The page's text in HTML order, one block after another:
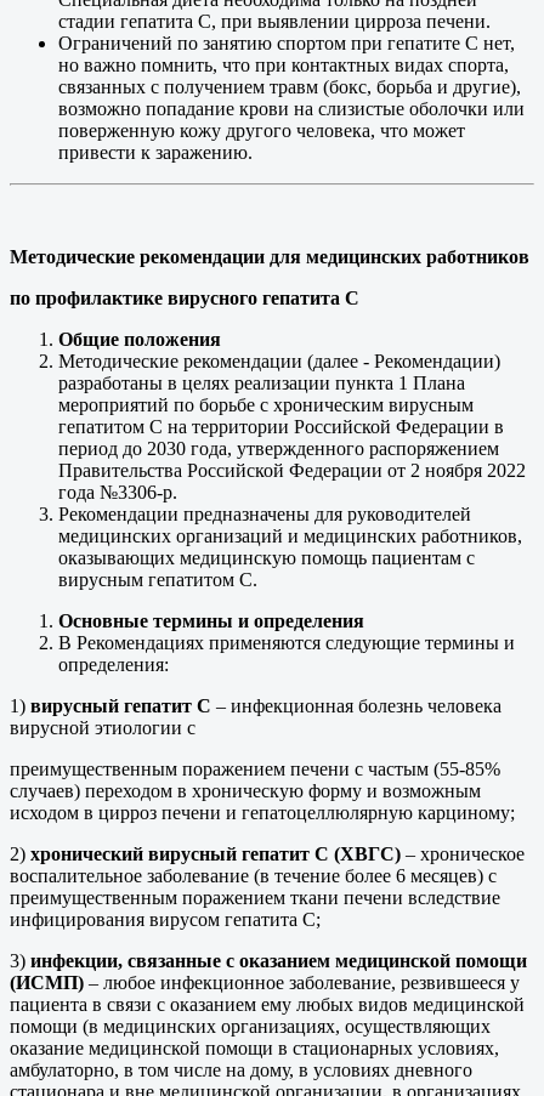
стадии гепатита С, при выявлении цирроза печени.
Ограничений по занятию спортом при гепатите С нет,
но важно помнить, что при контактных видах спорта,
связанных с получением травм (бокс, борьба и другие),
возможно попадание крови на слизистые оболочки или
поверженную кожу другого человека, что может
привести к заражению.
Методические рекомендации для медицинских работников
по профилактике вирусного гепатита С
Общие положения
Методические рекомендации (далее - Рекомендации)
разработаны в целях реализации пункта 1 Плана
мероприятий по борьбе с хроническим вирусным
гепатитом С на территории Российской Федерации в
период до 2030 года, утвержденного распоряжением
Правительства Российской Федерации от 2 ноября 2022
года №3306-р.
Рекомендации предназначены для руководителей
медицинских организаций и медицинских работников,
оказывающих медицинскую помощь пациентам с
вирусным гепатитом С.
Основные термины и определения
В Рекомендациях применяются следующие термины и
определения:
1) вирусный гепатит C – инфекционная болезнь человека
вирусной этиологии с
преимущественным поражением печени с частым (55-85%
случаев) переходом в хроническую форму и возможным
исходом в цирроз печени и гепатоцеллюлярную карциному;
2) хронический вирусный гепатит С (ХВГС) – хроническое
воспалительное заболевание (в течение более 6 месяцев) с
преимущественным поражением ткани печени вследствие
инфицирования вирусом гепатита С;
3) инфекции, связанные с оказанием медицинской помощи
(ИСМП) – любое инфекционное заболевание, резвившееся у
пациента в связи с оказанием ему любых видов медицинской
помощи (в медицинских организациях, осуществляющих
оказание медицинской помощи в стационарных условиях,
амбулаторно, в том числе на дому, в условиях дневного
стационара и вне медицинской организации, в организациях